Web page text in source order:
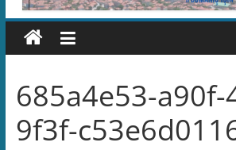
BELEDİYESİ
RESMİ
WEB
685a4e53-a90f-
9f3f-